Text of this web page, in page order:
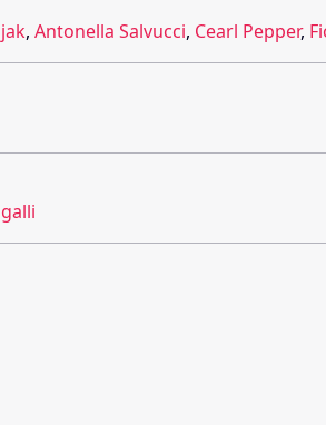
, Antonella Salvucci, Cearl Pepper,